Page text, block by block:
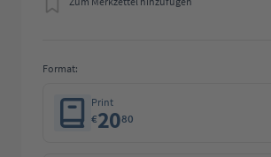
Format:
Print
€2080